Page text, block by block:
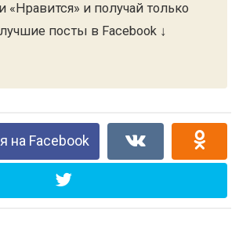
и получай только
лучшие посты в Facebook ↓
на Facebook